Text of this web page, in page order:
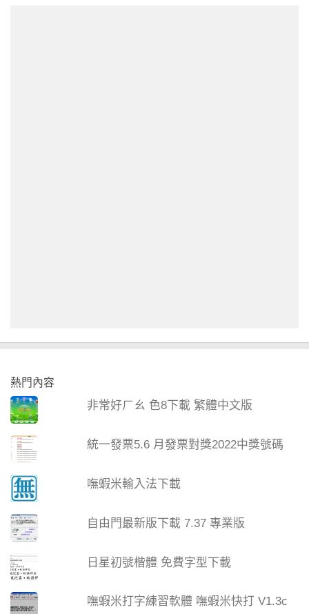
熱門內容
非常好ㄏㄠ 色8下載 繁體中文版
統一發票5.6 月發票對獎2022中獎號碼
嘸蝦米輸入法下載
自由門最新版下載 7.37 專業版
日星初號楷體 免費字型下載
嘸蝦米打字練習軟體 嘸蝦米快打 V1.3c